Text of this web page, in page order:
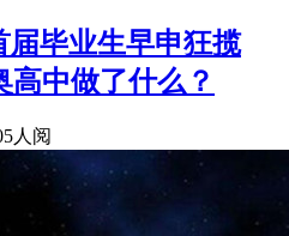
届毕业生早申狂揽
高中做了什么？
人阅